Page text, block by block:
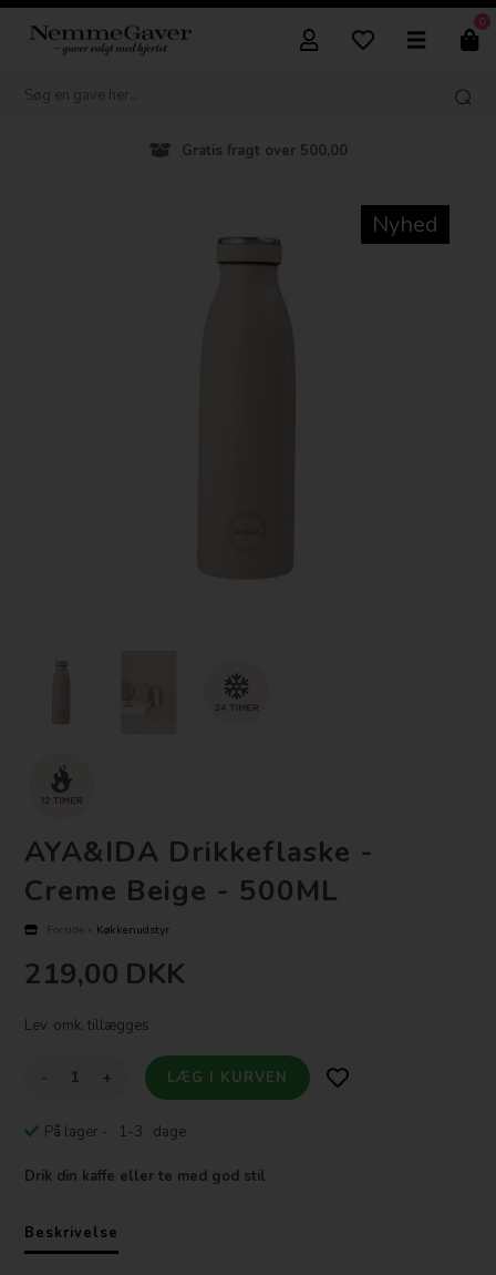
0
Gratis fragt over 500,00
Nyhed
AYA&IDA Drikkeflaske -
Creme Beige - 500ML
Forside » Køkkenudstyr
219,00 DKK
Lev. omk. tillægges
- +
På lager - 1-3 dage
Drik din kaffe eller te med god stil
Beskrivelse